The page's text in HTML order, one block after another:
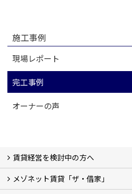
施工事例
現場レポート
完工事例
オーナーの声
賃貸経営を検討中の方へ
私たちの考え方
賃貸経営の成功学
様々な無料サービス
相続税とは
よくあるご質問
メゾネット賃貸「ザ・借家」